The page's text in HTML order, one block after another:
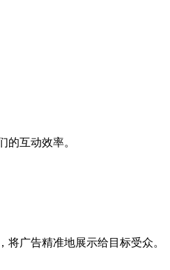
互动效率。
广告精准地展示给目标受众。